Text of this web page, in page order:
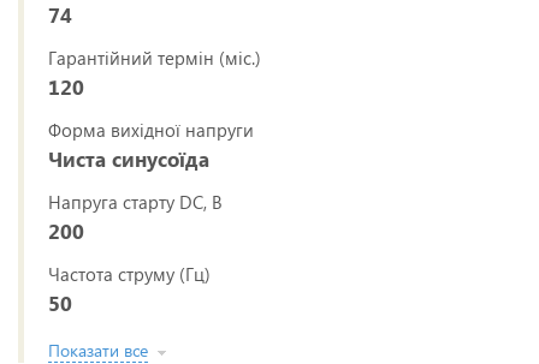
74
Гарантійний термін (міс.)
120
Форма вихідної напруги
Чиста синусоїда
Напруга старту DC, В
200
Частота струму (Гц)
50
Показати все